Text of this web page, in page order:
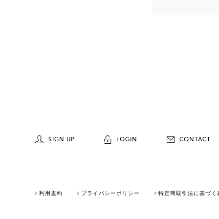
SIGN UP LOGIN CONTACT
利用規約 プライバシーポリシー 特定商取引法に基づく